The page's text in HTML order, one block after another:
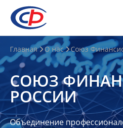
О
нас
О
СФР
Совет
Союза
Главная О нас Союз
СОЮЗ
РОССИИ
Объединение